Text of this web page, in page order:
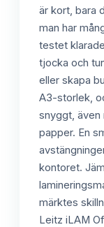
är kort, bara
man har
testet
tjocka och
eller skapa
A3-storlek,
snyggt, även
papper. En
kontoret.
märktes
Leitz iLAM